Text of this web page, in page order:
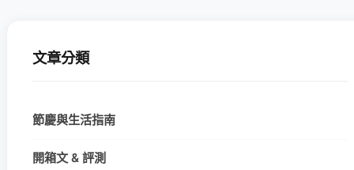
文章分類
節慶與生活指南
開箱文 & 評測